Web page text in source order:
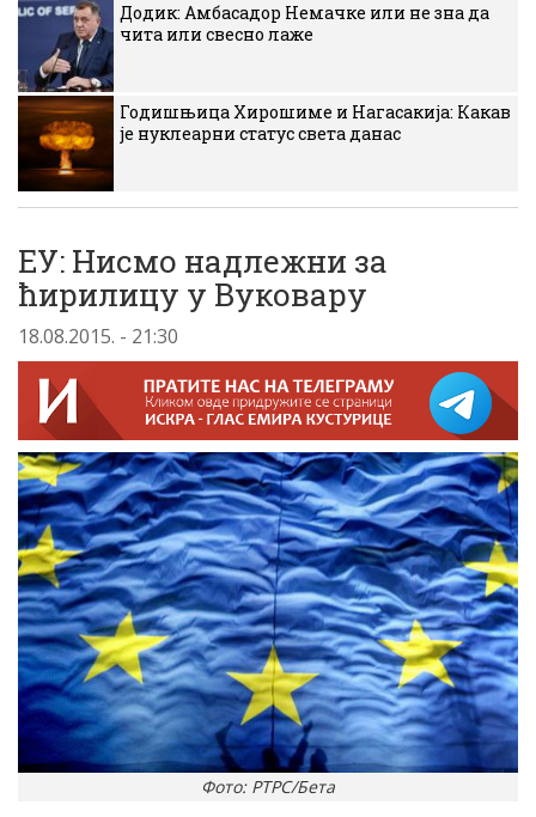
Додик: Амбасадор Немачке или не зна да
чита или свесно лаже
Годишњица Хирошиме и Нагасакија: Какав
је нуклеарни статус света данас
ЕУ: Нисмо надлежни за
ћирилицу у Вуковару
18.08.2015. - 21:30
Фото: РТРС/Бета